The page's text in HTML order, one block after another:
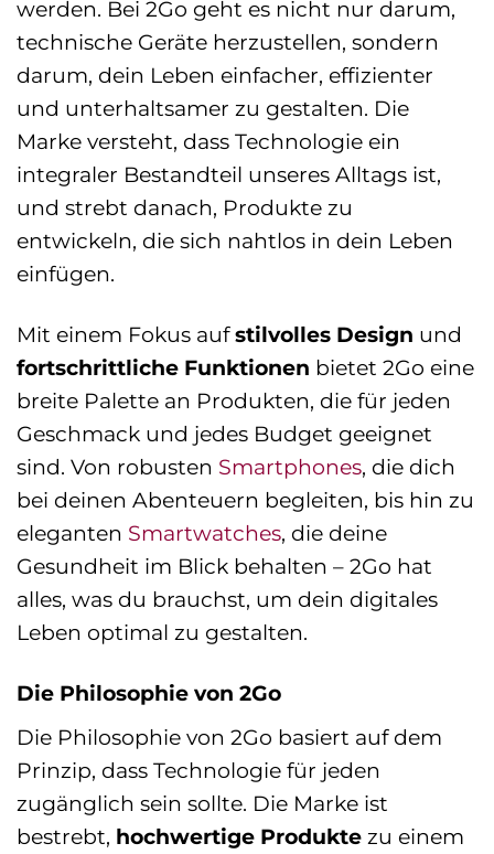
werden. Bei 2Go geht es nicht nur darum,
technische Geräte herzustellen, sondern
darum, dein Leben einfacher, effizienter
und unterhaltsamer zu gestalten. Die
Marke versteht, dass Technologie ein
integraler Bestandteil unseres Alltags ist,
und strebt danach, Produkte zu
entwickeln, die sich nahtlos in dein Leben
einfügen.
Mit einem Fokus aufstilvolles Design und
fortschrittliche Funktionen bietet 2Go eine
breite Palette an Produkten, die für jeden
Geschmack und jedes Budget geeignet
sind. Von robusten Smartphones, die dich
bei deinen Abenteuern begleiten, bis hin zu
eleganten Smartwatches, die deine
Gesundheit im Blick behalten – 2Go hat
alles, was du brauchst, um dein digitales
Leben optimal zu gestalten.
Die Philosophie von 2Go
Die Philosophie von 2Go basiert auf dem
Prinzip, dass Technologie für jeden
zugänglich sein sollte. Die Marke ist
bestrebt, hochwertige Produkte zu einem